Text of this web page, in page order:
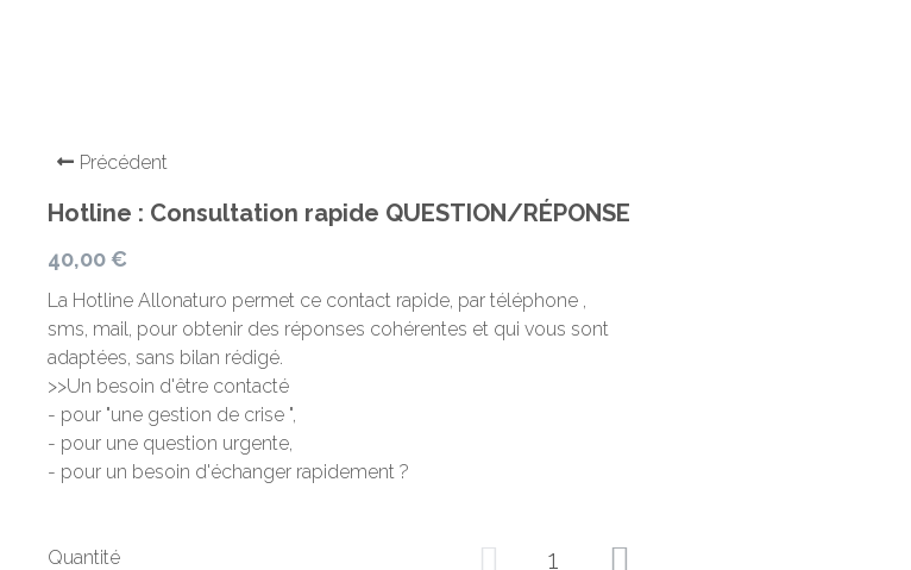
Précédent
Hotline : Consultation rapide QUESTION/RÉPONSE
40,00 €
La Hotline Allonaturo permet ce contact rapide, par téléphone ,
sms, mail, pour obtenir des réponses cohérentes et qui vous sont
adaptées, sans bilan rédigé.
>>Un besoin d'être contacté
- pour "une gestion de crise ",
- pour une question urgente,
- pour un besoin d'échanger rapidement ?
Quantité